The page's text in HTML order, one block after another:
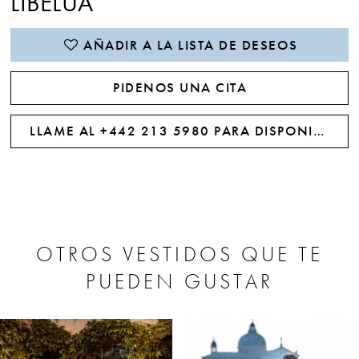
AÑADIR A LA LISTA DE DESEOS
PIDENOS UNA CITA
LLAME AL +442 213 5980 PARA DISPONIBILIDAD
OTROS VESTIDOS QUE TE
PUEDEN GUSTAR
Related
Products
Skip
to
AUTOPLAY
SLIDE
SLIDE
0